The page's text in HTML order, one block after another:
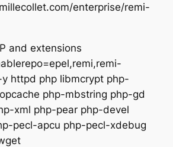
enterprise/remi-
and extensions
httpd php libmcrypt php-
php-mbstring php-gd
xml php-pear php-devel
pecl-apcu php-pecl-xdebug